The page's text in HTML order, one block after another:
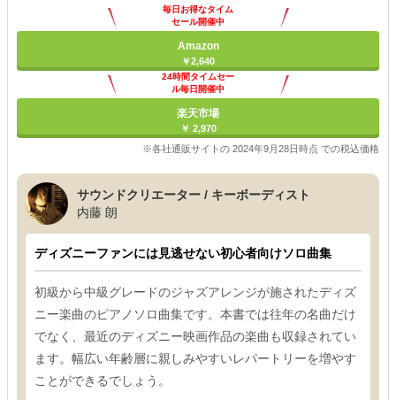
毎日お得なタイム
セール開催中
Amazon
￥2,640
24時間タイムセー
ル毎日開催中
楽天市場
￥ 2,970
※各社通販サイトの 2024年9月28日時点 での税込価格
サウンドクリエーター / キーボーディスト
内藤 朗
ディズニーファンには見逃せない初心者向けソロ曲集
初級から中級グレードのジャズアレンジが施されたディズ
ニー楽曲のピアノソロ曲集です。本書では往年の名曲だけ
でなく、最近のディズニー映画作品の楽曲も収録されてい
ます。幅広い年齢層に親しみやすいレパートリーを増やす
ことができるでしょう。